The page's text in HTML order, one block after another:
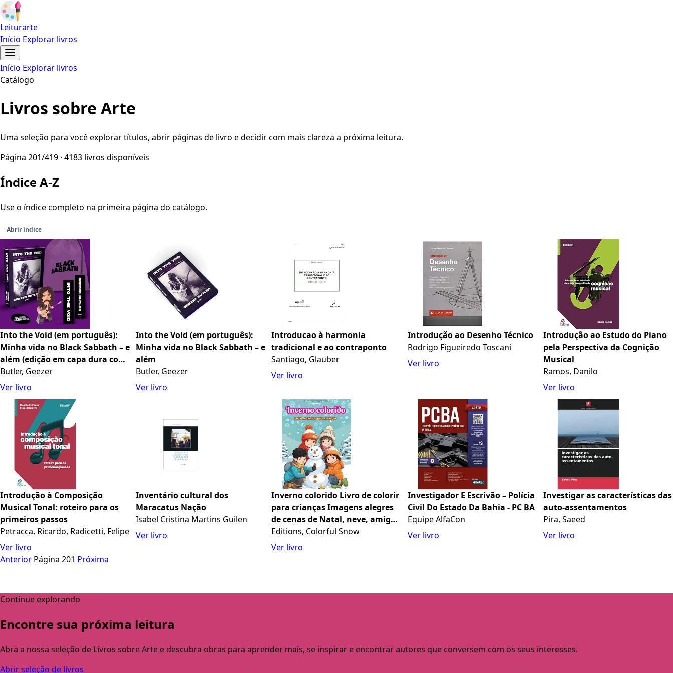
Leiturarte
Início Explorar livros
Início Explorar livros
Catálogo
Livros sobre Arte
Uma seleção para você explorar títulos, abrir páginas de livro e decidir com mais clareza a próxima leitura.
Página 201/419 · 4183 livros disponíveis
Índice A-Z
Use o índice completo na primeira página do catálogo.
Abrir índice
Into the Void (em português):
Minha vida no Black Sabbath – e
além (edição em capa dura com
brindes)
Butler, Geezer
Ver livro
Into the Void (em português):
Minha vida no Black Sabbath – e
além
Butler, Geezer
Ver livro
Introducao à harmonia
tradicional e ao contraponto
Santiago, Glauber
Ver livro
Introdução ao Desenho Técnico
Rodrigo Figueiredo Toscani
Ver livro
Introdução ao Estudo do Piano
pela Perspectiva da Cognição
Musical
Ramos, Danilo
Ver livro
Introdução à Composição
Musical Tonal: roteiro para os
primeiros passos
Petracca, Ricardo, Radicetti, Felipe
Ver livro
Inventário cultural dos
Maracatus Nação
Isabel Cristina Martins Guilen
Ver livro
Inverno colorido Livro de colorir
para crianças Imagens alegres
de cenas de Natal, neve, amigos
fofos e muito mais: Incrível
coleção de cenas de inverno
Editions, Colorful Snow
Ver livro
Investigador E Escrivão – Polícia
Civil Do Estado Da Bahia - PC BA
Equipe AlfaCon
Ver livro
Investigar as características das
auto-assentamentos
Pira, Saeed
Ver livro
Anterior Página 201 Próxima
Continue explorando
Encontre sua próxima leitura
Abra a nossa seleção de Livros sobre Arte e descubra obras para aprender mais, se inspirar e encontrar autores que conversem com os seus interesses.
Abrir seleção de livros